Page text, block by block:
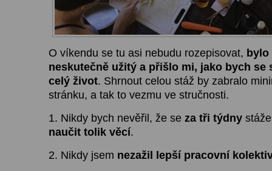
O víkendu se tu asi nebudu rozepisovat, bylo
neskutečně užitý a přišlo mi, jako bych se
celý život. Shrnout celou stáž by zabralo
stránku, a tak to vezmu ve stručnosti.
1. Nikdy bych nevěřil, že se za tři týdny
naučit tolik věcí.
2. Nikdy jsem nezažil lepší pracovní